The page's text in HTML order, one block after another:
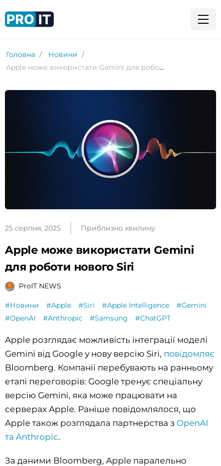
Головна
Новини
Apple може використати Gemini для роботи нового Siri
25 серпня, 2025 Приблизно хвилину
Apple може використати Gemini
для роботи нового Siri
ProIT NEWS
#Новини #Apple #Siri #Apple Intelligence
#Gemini
#OpenAI
#Anthropic #Samsung #ChatGPT
Apple розглядає можливість інтеграції моделі
Gemini від Google у нову версію Siri, повідомляє
Bloomberg. Компанії перебувають на ранньому
етапі переговорів: Google тренує спеціальну
версію Gemini, яка може працювати на
серверах Apple. Раніше повідомлялося, що
Apple також розглядала партнерства з OpenAI
та Anthropic.
За даними Bloomberg, Apple паралельно